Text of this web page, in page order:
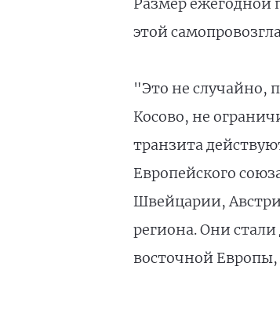
этой
"Это не случайно,
Косово, не
транзита
Европейского
Швейцарии,
региона. Они
восточной